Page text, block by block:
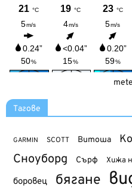
Тагове
GARMIN SCOTT Витоша
Сноуборд Сърф Хижа
боровец бягане